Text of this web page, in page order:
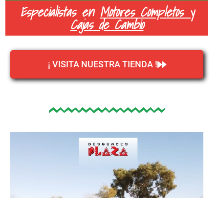
Especialistas en Motores Completos y
Cajas de Cambio
¡ VISITA NUESTRA TIENDA !